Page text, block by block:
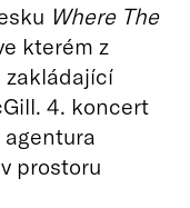
Where The
kterém z
zakládající
4. koncert
agentura
prostoru